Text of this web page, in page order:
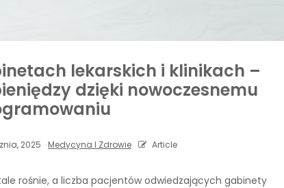
lekarskich i klinikach –
dzięki nowoczesnemu
2025 Medycyna I Zdrowie Article
rośnie, a liczba pacjentów odwiedzających gabinety